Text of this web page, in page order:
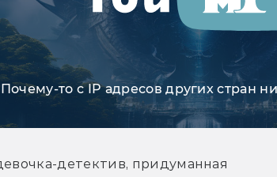
Почему-то с IP адресов других стран
детектив, придуманная